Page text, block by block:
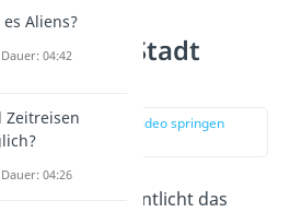
ist die
Stadt
zur Stelle im Video springen
Frühjahr veröffentlicht das
es Aliens?
04:42
Zeitreisen
04:26